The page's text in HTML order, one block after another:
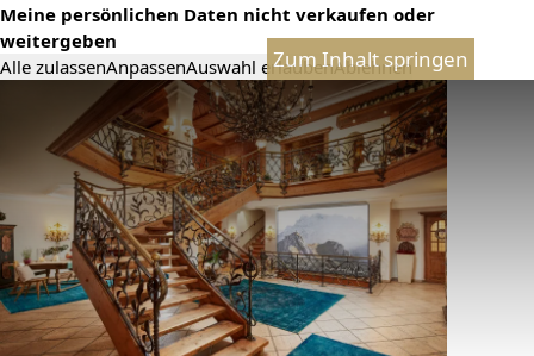
Meine persönlichen Daten nicht verkaufen oder
weitergeben
Alle zulassenAnpassenAuswahl erlaubenAblehnen
Zum Inhalt springen